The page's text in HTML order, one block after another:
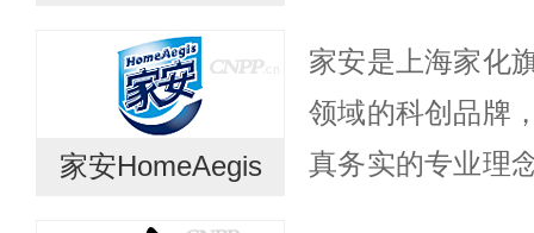
业、安全、细致
年品...
家安HomeAegis
家安是上海家化
领域的科创品牌
真务实的专业理